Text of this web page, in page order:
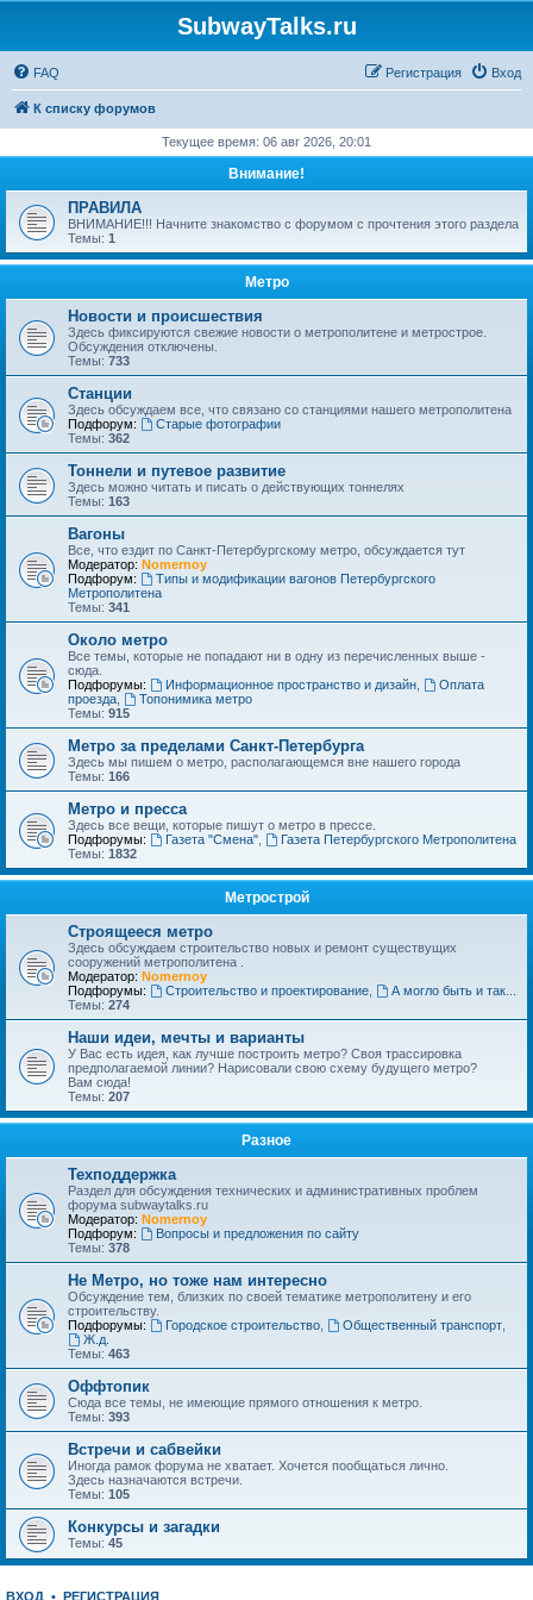
SubwayTalks.ru
FAQ Вход
Регистрация
К списку форумов
Текущее время: 06 авг 2026, 20:01
Внимание!
ПРАВИЛА
ВНИМАНИЕ!!! Начните знакомство с форумом с прочтения этого раздела
Темы: 1
Метро
Новости и происшествия
Здесь фиксируются свежие новости о метрополитене и метрострое.
Обсуждения отключены.
Темы: 733
Станции
Здесь обсуждаем все, что связано со станциями нашего метрополитена
Подфорум:
Старые фотографии
Темы: 362
Тоннели и путевое развитие
Здесь можно читать и писать о действующих тоннелях
Темы: 163
Вагоны
Все, что ездит по Санкт-Петербургскому метро, обсуждается тут
Модератор: Nomernoy
Подфорум:
Типы и модификации вагонов Петербургского
Метрополитена
Темы: 341
Около метро
Все темы, которые не попадают ни в одну из перечисленных выше -
сюда.
Подфорумы:
Информационное пространство и дизайн,
Оплата
проезда
Топонимика метро
Темы: 915
Метро за пределами Санкт-Петербурга
Здесь мы пишем о метро, располагающемся вне нашего города
Темы: 166
Метро и пресса
Здесь все вещи, которые пишут о метро в прессе.
Подфорумы:
Газета "Смена",
Газета Петербургского Метрополитена
Темы: 1832
Метрострой
Строящееся метро
Здесь обсуждаем строительство новых и ремонт существущих
сооружений метрополитена .
Модератор: Nomernoy
Подфорумы:
Строительство и проектирование,
А могло быть и так...
Темы: 274
Наши идеи, мечты и варианты
У Вас есть идея, как лучше построить метро? Своя трассировка
предполагаемой линии? Нарисовали свою схему будущего метро?
Вам сюда!
Темы: 207
Разное
Техподдержка
Раздел для обсуждения технических и административных проблем
форума subwaytalks.ru
Модератор: Nomernoy
Подфорум:
Вопросы и предложения по сайту
Темы: 378
Не Метро, но тоже нам интересно
Обсуждение тем, близких по своей тематике метрополитену и его
строительству.
Подфорумы:
Городское строительство, Общественный транспорт,
Ж.д.
Темы: 463
Оффтопик
Сюда все темы, не имеющие прямого отношения к метро.
Темы: 393
Встречи и сабвейки
Иногда рамок форума не хватает. Хочется пообщаться лично.
Здесь назначаются встречи.
Темы: 105
Конкурсы и загадки
Темы: 45
ВХОД • РЕГИСТРАЦИЯ